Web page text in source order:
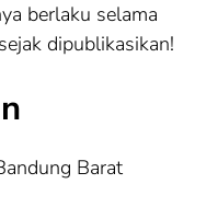
berlaku selama
dipublikasikan!
Barat